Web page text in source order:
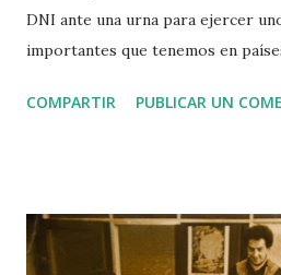
DNI ante una urna para ejercer
importantes que tenemos en
nuestros mandamases convirtió a
estructuras corruptas que
políticos tradicionales. Lo que
COMPARTIR PUBLICAR UN